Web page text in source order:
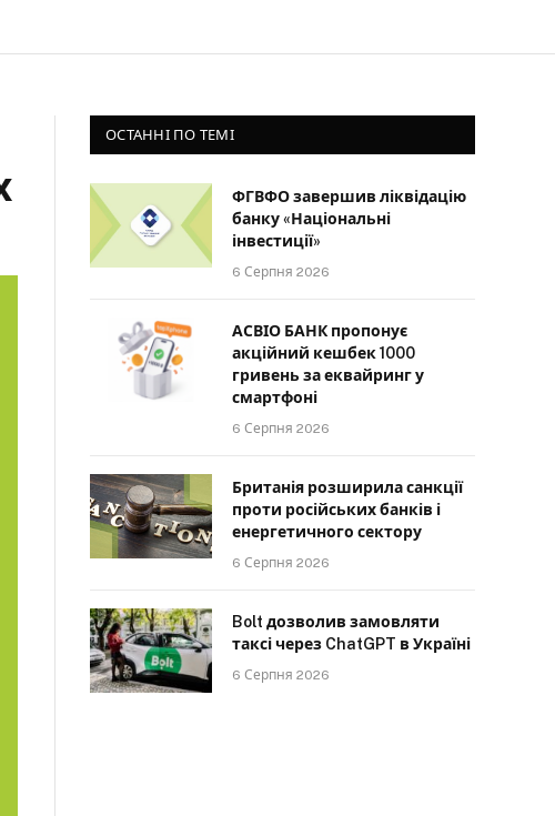
ОСТАННІ ПО ТЕМІ
ФГВФО завершив ліквідацію
банку «Національні
інвестиції»
6 Серпня 2026
АСВІО БАНК пропонує
акційний кешбек 1000
гривень за еквайринг у
смартфоні
6 Серпня 2026
Британія розширила санкції
проти російських банків і
енергетичного сектору
6 Серпня 2026
Bolt дозволив замовляти
таксі через ChatGPT в Україні
6 Серпня 2026